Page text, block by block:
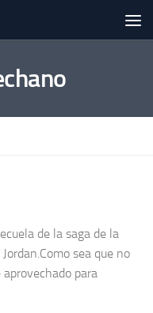
de la saga de la
sea que no
para